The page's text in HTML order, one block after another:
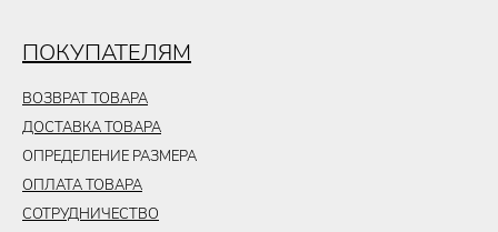
ПОКУПАТЕЛЯМ
ВОЗВРАТ ТОВАРА
ДОСТАВКА ТОВАРА
ОПРЕДЕЛЕНИЕ РАЗМЕРА
ОПЛАТА ТОВАРА
СОТРУДНИЧЕСТВО